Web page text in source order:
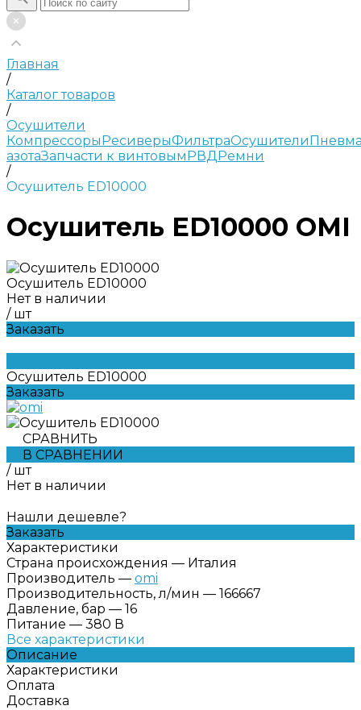
Главная
/
Каталог товаров
/
Осушители
КомпрессорыРесиверыФильтраОсушители
азотаЗапчасти к винтовымРВДРемни
/
Осушитель ED10000
Осушитель ED10000 OMI
Осушитель ED10000
Нет в наличии
/ шт
Заказать
Осушитель ED10000
Заказать
СРАВНИТЬ
В СРАВНЕНИИ
/ шт
Нет в наличии
Нашли дешевле?
Заказать
Характеристики
Страна происхождения — Италия
Производитель — omi
Производительность, л/мин — 166667
Давление, бар — 16
Питание — 380 В
Все характеристики
Описание
Характеристики
Оплата
Доставка